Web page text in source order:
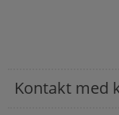
Kontakt med